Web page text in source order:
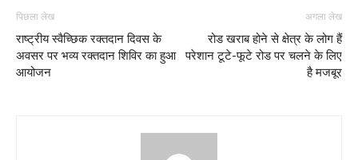
पिछला लेख
राष्ट्रीय स्वैच्छिक रक्तदान दिवस के
अवसर पर भव्य रक्तदान शिविर का हुआ
आयोजन
अगला लेख
रोड खराब होने से क्षेत्र के लोग हैं
परेशान टूटे-फूटे रोड पर चलने के लिए
है मजबूर